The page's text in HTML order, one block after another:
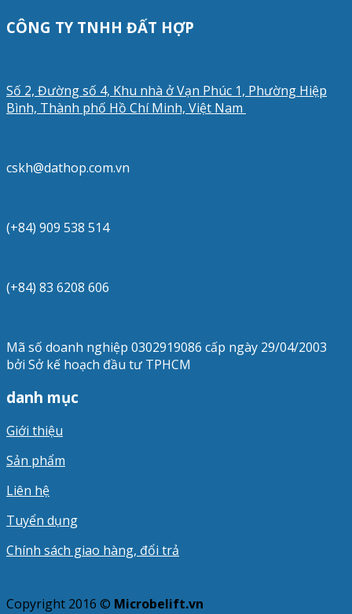
CÔNG TY TNHH ĐẤT HỢP
Số 2, Đường số 4, Khu nhà ở Vạn Phúc 1, Phường Hiệp
Bình, Thành phố Hồ Chí Minh, Việt Nam
cskh@dathop.com.vn
(+84) 909 538 514
(+84) 83 6208 606
Mã số doanh nghiệp 0302919086 cấp ngày 29/04/2003
bởi Sở kế hoạch đầu tư TPHCM
danh mục
Giới thiệu
Sản phẩm
Liên hệ
Tuyển dụng
Chính sách giao hàng, đổi trả
Copyright 2016 © Microbelift.vn